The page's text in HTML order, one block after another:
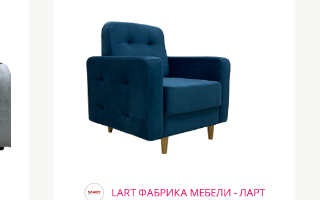
LART ФАБРИКА МЕБЕЛИ - ЛАРТ